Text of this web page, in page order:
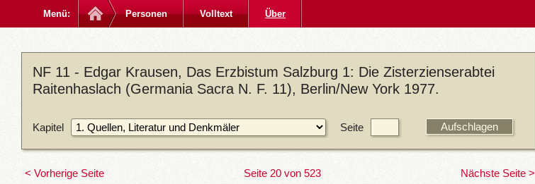
Menü: Personen Volltext Über
NF 11 - Edgar Krausen, Das Erzbistum Salzburg 1: Die Zisterzienserabtei
Raitenhaslach (Germania Sacra N. F. 11), Berlin/New York 1977.
Kapitel Seite
< Vorherige Seite Seite 20 von 523 Nächste Seite >